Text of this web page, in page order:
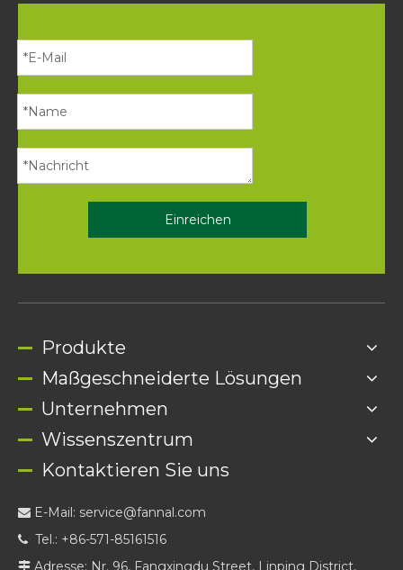
Einreichen
Produkte
Maßgeschneiderte Lösungen
Unternehmen
Wissenszentrum
Kontaktieren Sie uns
 E-Mail: service@fannal.com
 Tel.: +86-571-85161516
 Adresse: Nr. 96, Fangxingdu Street, Linping District,